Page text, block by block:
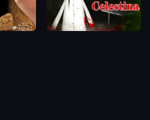
House of Celestina